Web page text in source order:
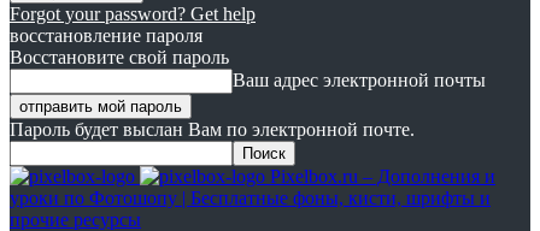
Forgot your password? Get help
восстановление пароля
Восстановите свой пароль
Ваш адрес электронной почты
Пароль будет выслан Вам по электронной почте.
Pixelbox.ru – Дополнения и
уроки по Фотошопу | Бесплатные фоны, кисти, шрифты и
прочие ресурсы